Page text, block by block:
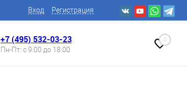
Вход Регистрация
+7 (495) 532-03-23
Пн-Пт: с 9:00 до 18:00
0